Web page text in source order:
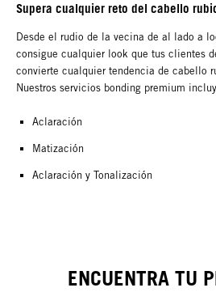
Supera cualquier reto del cabello
Desde el rudio de la vecina de al lado a
consigue cualquier look que tus clientes
convierte cualquier tendencia de cabello
Nuestros servicios bonding premium
Aclaración
Matización
Aclaración y Tonalización
ENCUENTRA TU